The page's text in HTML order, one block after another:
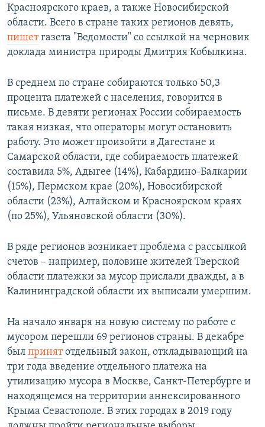
Красноярского краев, а также Новосибирской
области. Всего в стране таких регионов девять,
пишетгазета "Ведомости" со ссылкой на черновик
доклада министра природы Дмитрия Кобылкина.
В среднем по стране собираются только 50,3
процента платежей с населения, говорится в
письме. В девяти регионах России собираемость
такая низкая, что операторы могут остановить
работу. Это может произойти в Дагестане и
Самарской области, где собираемость платежей
составила 5%, Адыгее (14%), Кабардино-Балкарии
(15%), Пермском крае (20%), Новосибирской
области (23%), Алтайском и Красноярском краях
(по 25%), Ульяновской области (30%).
В ряде регионов возникает проблема с рассылкой
счетов – например, половине жителей Тверской
области платежки за мусор прислали дважды, а в
Калининградской области их выписали умершим.
На начало января на новую систему по работе с
мусором перешли 69 регионов страны. В декабре
был принятотдельный закон, откладывающий на
три года введение отдельного платежа на
утилизацию мусора в Москве, Санкт-Петербурге и
находящемся на территории аннексированного
Крыма Севастополе. В этих городах в 2019 году